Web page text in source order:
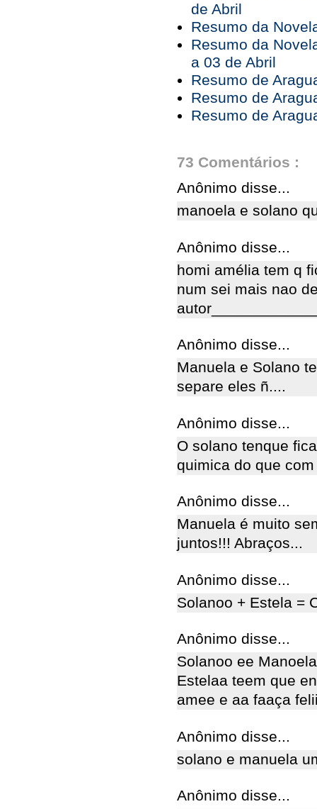
de Abril
Resumo da
Resumo da
a 03 de Abril
Resumo de
Resumo de
Resumo de
73 Comentários :
Anônimo disse...
manoela e solano
Anônimo disse...
homi amélia tem q
num sei mais nao
Anônimo disse...
Manuela e Solano
separe eles ñ....
Anônimo disse...
O solano tenque
quimica do que
Anônimo disse...
Manuela é muito
juntos!!! Abraços...
Anônimo disse...
Solanoo + Estela =
Anônimo disse...
Solanoo ee
Estelaa teem que
amee e aa faaça
Anônimo disse...
solano e manuela
Anônimo disse...